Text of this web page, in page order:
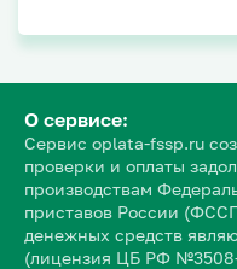
О сервисе:
Сервис oplata-fssp.ru
проверки и оплаты
производствам
приставов России
денежных средств
(лицензия ЦБ РФ